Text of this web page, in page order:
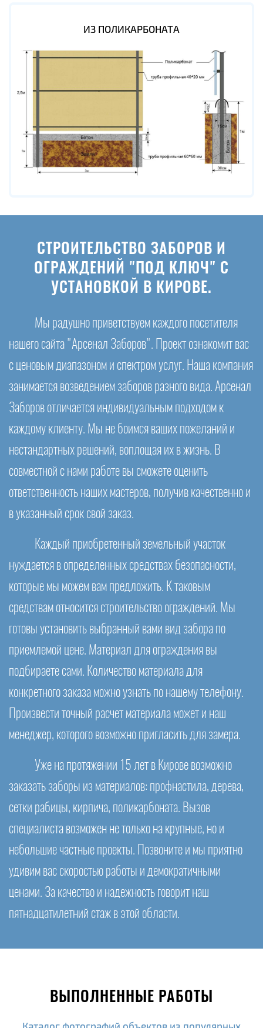
ИЗ ПОЛИКАРБОНАТА
СТРОИТЕЛЬСТВО ЗАБОРОВ И
ОГРАЖДЕНИЙ "ПОД КЛЮЧ" С
УСТАНОВКОЙ В КИРОВЕ.
Мы радушно приветствуем каждого посетителя
нашего сайта "Арсенал Заборов". Проект ознакомит вас
с ценовым диапазоном и спектром услуг. Наша компания
занимается возведением заборов разного вида. Арсенал
Заборов отличается индивидуальным подходом к
каждому клиенту. Мы не боимся ваших пожеланий и
нестандартных решений, воплощая их в жизнь. В
совместной с нами работе вы сможете оценить
ответственность наших мастеров, получив качественно и
в указанный срок свой заказ.
Каждый приобретенный земельный участок
нуждается в определенных средствах безопасности,
которые мы можем вам предложить. К таковым
средствам относится строительство ограждений. Мы
готовы установить выбранный вами вид забора по
приемлемой цене. Материал для ограждения вы
подбираете сами. Количество материала для
конкретного заказа можно узнать по нашему телефону.
Произвести точный расчет материала может и наш
менеджер, которого возможно пригласить для замера.
Уже на протяжении 15 лет в Кирове возможно
заказать заборы из материалов: профнастила, дерева,
сетки рабицы, кирпича, поликарбоната. Вызов
специалиста возможен не только на крупные, но и
небольшие частные проекты. Позвоните и мы приятно
удивим вас скоростью работы и демократичными
ценами. За качество и надежность говорит наш
пятнадцатилетний стаж в этой области.
ВЫПОЛНЕННЫЕ РАБОТЫ